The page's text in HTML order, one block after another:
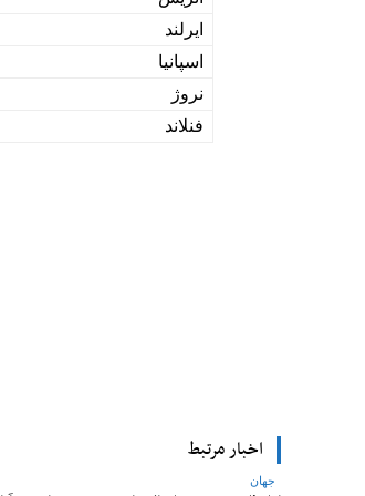
ایرلند
اسپانیا
نروژ
فنلاند
اخبار مرتبط
جهان